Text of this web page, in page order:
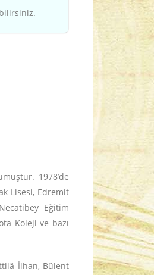
1978’de
Lisesi, Edremit
Eğitim
Koleji ve bazı
İlhan, Bülent